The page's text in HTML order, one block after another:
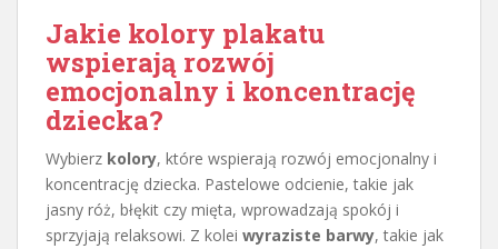
Jakie kolory plakatu
wspierają rozwój
emocjonalny i koncentrację
dziecka?
Wybierz kolory, które wspierają rozwój emocjonalny i
koncentrację dziecka. Pastelowe odcienie, takie jak
jasny róż, błękit czy mięta, wprowadzają spokój i
sprzyjają relaksowi. Z kolei wyraziste barwy, takie jak